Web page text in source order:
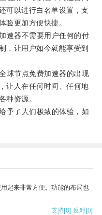
可以进行白名单设置，支
验更加方便快捷。
器不需要用户任何的付
，让用户如今就能享受到
节点免费加速器的出现
让人在任何时间、任何地
种资源。
了人们极致的体验，如
起来非常方便。功能的布局也
支持[0] 反对[0]